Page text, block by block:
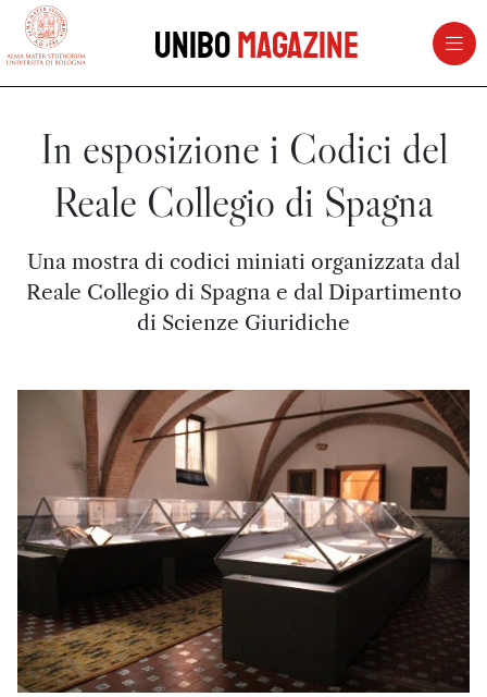
vai al contenuto della pagina
UniboMagazine
In esposizione i Codici del
Reale Collegio di Spagna
Una mostra di codici miniati organizzata dal
Reale Collegio di Spagna e dal Dipartimento
di Scienze Giuridiche